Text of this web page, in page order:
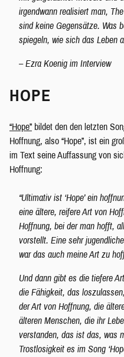
irgendwann realisiert man,
sind keine Gegensätze. Was
spiegeln, wie sich das Leben
– Ezra Koenig im Interview
HOPE
“Hope” bildet den den letzten
Hoffnung, also “Hope”, ist ein
im Text seine Auffassung von
Hoffnung:
“Ultimativ ist ‘Hope’ ein
eine ältere, reifere Art von
Hoffnung, bei der man hofft,
vorstellt. Eine sehr
war das auch meine Art zu
Und dann gibt es die tiefere
die Fähigkeit, das
der Art von Hoffnung, die
älteren Menschen, die ihr
verstanden, das ist das, was
Trostlosigkeit es im Song